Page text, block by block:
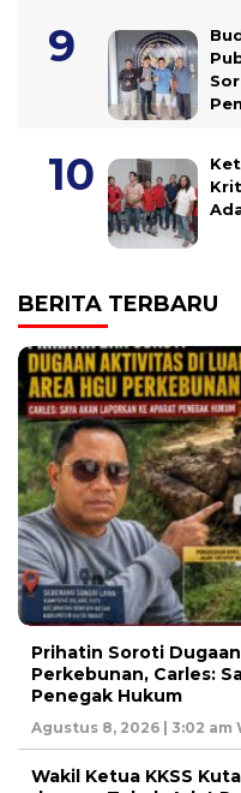
BERITA TERBARU
Prihatin Soroti
Perkebunan, Carles:
Penegak Hukum
Agustus 8, 2026 | 3:02 am
Wakil Ketua KKSS